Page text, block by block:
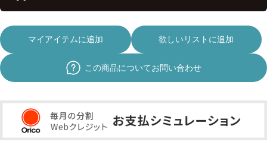
マイアイテムに追加 欲しいリストに追加
この商品についてお問い合わせ